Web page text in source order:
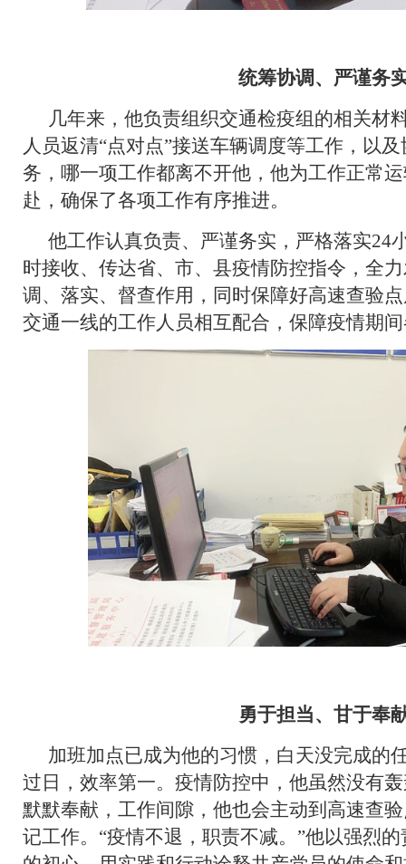
统筹协调、严谨务
几年来，他负责组织交通检疫组的相关材
人员返清“点对点”接送车辆调度等工作，以
务，哪一项工作都离不开他，他为工作正常
赴，确保了各项工作有序推进。
他工作认真负责、严谨务实，严格落实24
时接收、传达省、市、县疫情防控指令，全
调、落实、督查作用，同时保障好高速查验
交通一线的工作人员相互配合，保障疫情期
勇于担当、甘于奉
加班加点已成为他的习惯，白天没完成的
过日，效率第一。疫情防控中，他虽然没有
默默奉献，工作间隙，他也会主动到高速查
记工作。“疫情不退，职责不减。”他以强烈